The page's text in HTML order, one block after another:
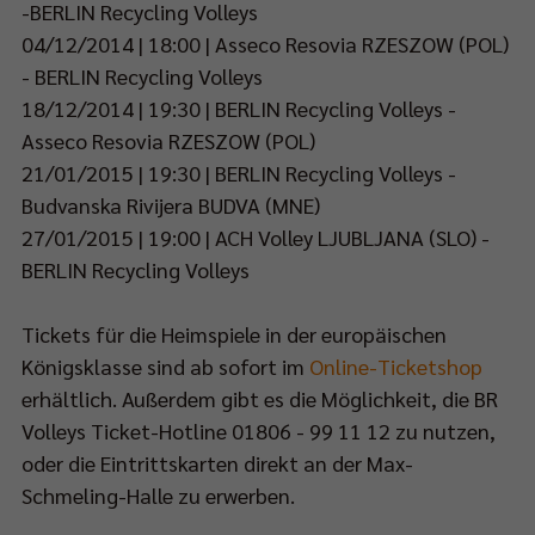
-BERLIN Recycling Volleys
04/12/2014 | 18:00 | Asseco Resovia RZESZOW (POL)
- BERLIN Recycling Volleys
18/12/2014 | 19:30 | BERLIN Recycling Volleys -
Asseco Resovia RZESZOW (POL)
21/01/2015 | 19:30 | BERLIN Recycling Volleys -
Budvanska Rivijera BUDVA (MNE)
27/01/2015 | 19:00 | ACH Volley LJUBLJANA (SLO) -
BERLIN Recycling Volleys
Tickets für die Heimspiele in der europäischen
Königsklasse sind ab sofort im Online-Ticketshop
erhältlich. Außerdem gibt es die Möglichkeit, die BR
Volleys Ticket-Hotline 01806 - 99 11 12 zu nutzen,
oder die Eintrittskarten direkt an der Max-
Schmeling-Halle zu erwerben.